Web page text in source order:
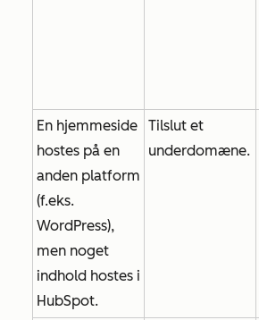
En hjemmeside
hostes på en
anden platform
(f.eks.
WordPress),
men noget
indhold hostes i
HubSpot.
Tilslut et
underdomæne.